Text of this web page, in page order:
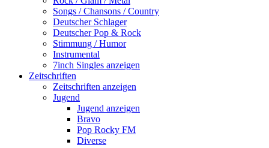
Songs / Chansons / Country
Deutscher Schlager
Deutscher Pop & Rock
Stimmung / Humor
Instrumental
7inch Singles anzeigen
Zeitschriften
Zeitschriften anzeigen
Jugend
Jugend anzeigen
Bravo
Pop Rocky FM
Diverse